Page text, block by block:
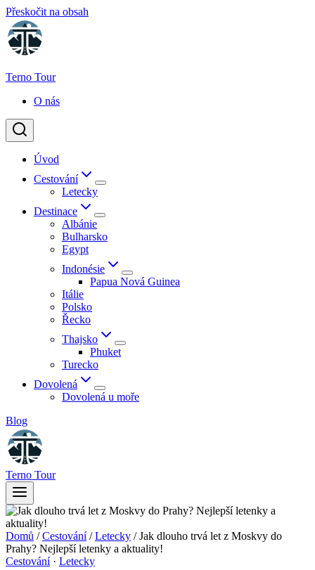
Přeskočit na obsah
Terno Tour
O nás
Úvod
Cestování
Letecky
Destinace
Albánie
Bulharsko
Egypt
Indonésie
Papua Nová Guinea
Itálie
Polsko
Řecko
Thajsko
Phuket
Turecko
Dovolená
Dovolená u moře
Blog
Terno Tour
Domů / Cestování / Letecky / Jak dlouho trvá let z Moskvy do
Prahy? Nejlepší letenky a aktuality!
Cestování· Letecky